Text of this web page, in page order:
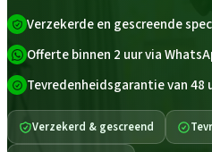
Verzekerde en gescreende
Offerte binnen 2 uur via
Tevredenheidsgarantie van 48
Verzekerd & gescreend